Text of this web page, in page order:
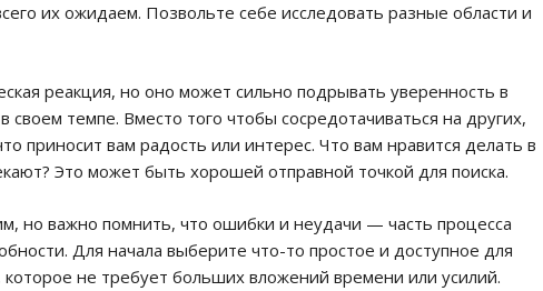
их ожидаем. Позвольте себе исследовать разные области и
реакция, но оно может сильно подрывать уверенность в
темпе. Вместо того чтобы сосредотачиваться на других,
приносит вам радость или интерес. Что вам нравится делать в
Это может быть хорошей отправной точкой для поиска.
но важно помнить, что ошибки и неудачи — часть процесса
Для начала выберите что-то простое и доступное для
не требует больших вложений времени или усилий.